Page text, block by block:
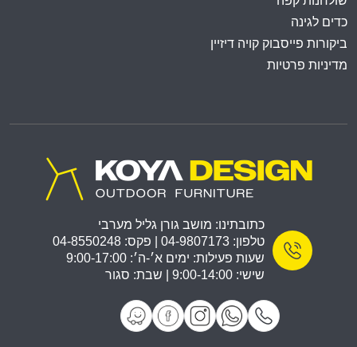
כדים לגינה
ביקורות פייסבוק קויה דיזיין
מדיניות פרטיות
כתובתינו: מושב גורן גליל מערבי
טלפון: 04-9807173 | פקס: 04-8550248
שעות פעילות: ימים א׳-ה׳: 9:00-17:00
שישי: 9:00-14:00 | שבת: סגור